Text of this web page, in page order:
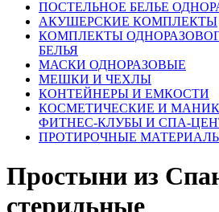
ПОСТЕЛЬНОЕ БЕЛЬЕ
АКУШЕРСКИЕ КОМПЛЕКТЫ
КОМПЛЕКТЫ
БЕЛЬЯ
МАСКИ ОДНОРАЗОВЫЕ
МЕШКИ И ЧЕХЛЫ
КОНТЕЙНЕРЫ И ЕМКОСТИ
КОСМЕТИЧЕСКИЕ И
ФИТНЕС-КЛУБЫ И СПА-
ПРОТИРОЧНЫЕ
Простыни из
cтерильные